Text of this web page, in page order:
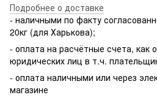
Подробнее о доставке
- наличными по факту
20кг (для Харькова);
- оплата на расчётные счета, как
юридических лиц в т.ч.
- оплата наличными или через
магазине